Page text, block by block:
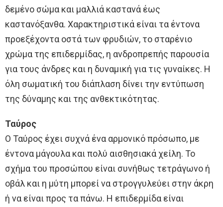
δεμένο σώμα και μαλλιά καστανά έως
καστανόξανθα. Χαρακτηριστικά είναι τα έντονα
προεξέχοντα οστά των φρυδιών, το σταρένιο
χρώμα της επιδερμίδας, η ανδροπρεπής παρουσία
για τους άνδρες και η δυναμική για τις γυναίκες. Η
όλη σωματική του διάπλαση δίνει την εντύπωση
της δύναμης και της ανθεκτικότητας.
Ταύρος
Ο Ταύρος έχει συχνά ένα αρμονικό πρόσωπο, με
έντονα μάγουλα και πολύ αισθησιακά χείλη. Το
σχήμα του προσώπου είναι συνήθως τετράγωνο ή
οβάλ και η μύτη μπορεί να στρογγυλεύει στην άκρη
ή να είναι προς τα πάνω. Η επιδερμίδα είναι